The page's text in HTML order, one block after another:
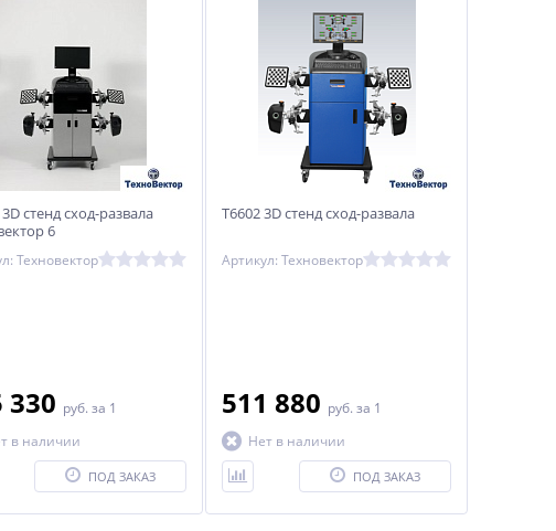
стенд сход-развала
6
Техновектор
330 руб. за 1
в наличии
ПОД ЗАКАЗ
T6602 3D стенд сход-развала
Артикул: Техновектор
511 880 руб. за 1
Нет в наличии
ПОД ЗАКАЗ